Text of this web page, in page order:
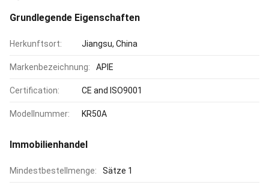
Grundlegende Eigenschaften
Herkunftsort: Jiangsu, China
Markenbezeichnung: APIE
Certification: CE and ISO9001
Modellnummer: KR50A
Immobilienhandel
Mindestbestellmenge: Sätze 1